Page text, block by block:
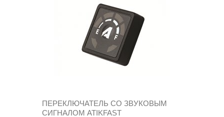
ПЕРЕКЛЮЧАТЕЛЬ СО ЗВУКОВЫМ
СИГНАЛОМ ATIKFAST